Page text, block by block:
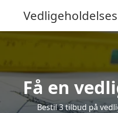
Få en
Bestil 3 tilbud på